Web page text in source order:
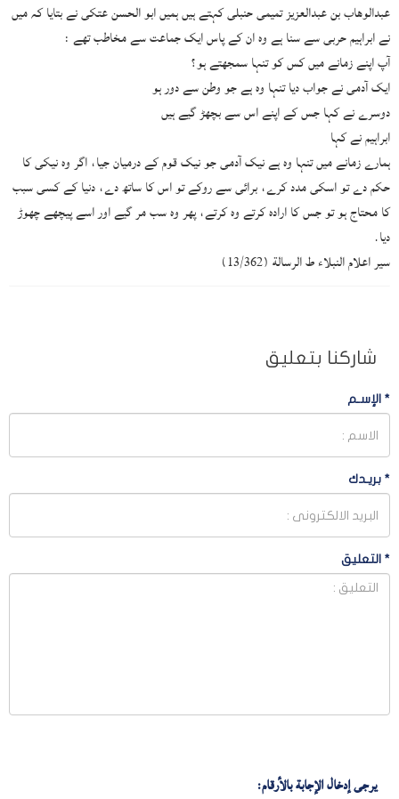
عبدالوهاب بن عبدالعزيز تمیمی حنبلی کہتے ہیں ہمیں ابو الحسن عتکی نے بتایا کہ میں
نے ابراہیم حربی سے سنا ہے وہ ان کے پاس ایک جماعت سے مخاطب تھے :
آپ اپنے زمانے میں کس کو تنہا سمجھتے ہو؟
ایک آدمی نے جواب دیا تنہا وہ ہے جو وطن سے دور ہو
دوسرے نے کہا جس کے اپنے اس سے بچھڑ گیے ہیں
ابراہیم نے کہا
ہمارے زمانے میں تنہا وہ ہے نیک آدمی جو نیک قوم کے درمیان جیا، اگر وہ نیکی کا
حکم دے تو اسکی مدد کرے، برائی سے روکے تو اس کا ساتھ دے، دنیا کے کسی سبب
کا محتاج ہو تو جس کا ارادہ کرتے وہ کرتے، پھر وہ سب مر گیے اور اسے پیچھے چھوڑ
دیا.
سیر اعلام النبلاء ط الرسالة (13/362)
شاركنا بتعليق
* الإسـم
* بريـدك
* التعليق
يرجى إدخال الإجابة بالأرقام: